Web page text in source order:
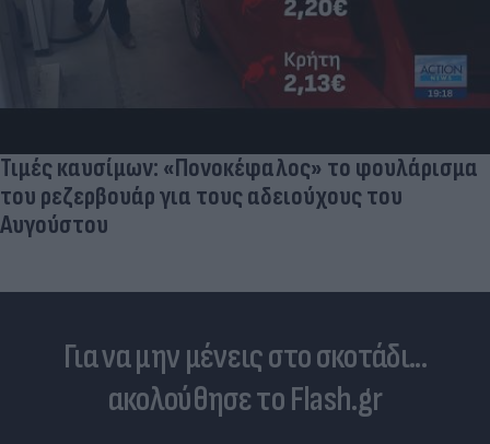
Πανζουρλισμός στην παρουσίαση του Σαλάχ -
Χιλιάδες κόσμου στο γήπεδο της Τραμπζονσπόρ
Για να μην μένεις στο σκοτάδι...
ακολούθησε το Flash.gr